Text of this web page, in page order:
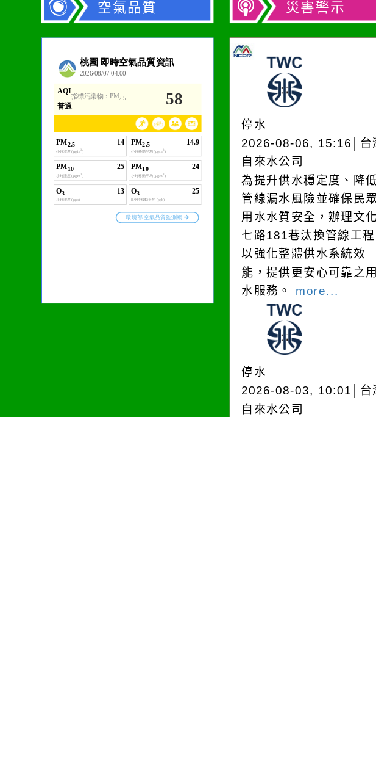
空氣品質 災害警示
停水
2026-08-06, 15:16│台
自來水公司
為提升供水穩定度、降低
管線漏水風險並確保民眾
用水水質安全，辦理文化
七路181巷汰換管線工程
以強化整體供水系統效
能，提供更安心可靠之用
水服務。 more...
停水
2026-08-03, 10:01│台
自來水公司
一杯清水因滴入一滴污
水而變污濁，一杯污水
卻不會因一滴清水的存
在而變清澈。
作者：網路小
在實現理想的路
誘惑。